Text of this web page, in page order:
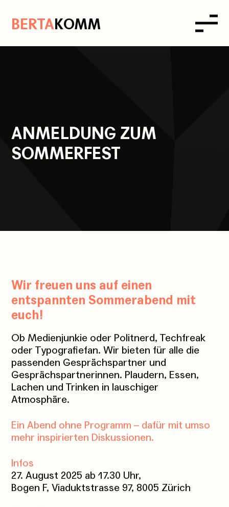
BERTAKOMM
ANMELDUNG ZUM
SOMMERFEST
Wir freuen uns auf einen
entspannten Sommerabend mit
euch!
Ob Medienjunkie oder Politnerd, Techfreak
oder Typografiefan. Wir bieten für alle die
passenden Gesprächspartner und
Gesprächspartnerinnen. Plaudern, Essen,
Lachen und Trinken in lauschiger
Atmosphäre.
Ein Abend ohne Programm – dafür mit umso
mehr inspirierten Diskussionen.
Infos
27. August 2025 ab 17.30 Uhr,
Bogen F, Viaduktstrasse 97, 8005 Zürich